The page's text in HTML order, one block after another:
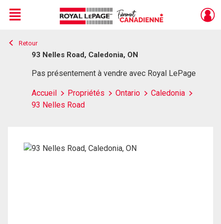
Live
En Direct
Menu
Retour
93 Nelles Road, Caledonia, ON
Pas présentement à vendre avec Royal LePage
Accueil Propriétés Ontario
Caledonia
93 Nelles Road